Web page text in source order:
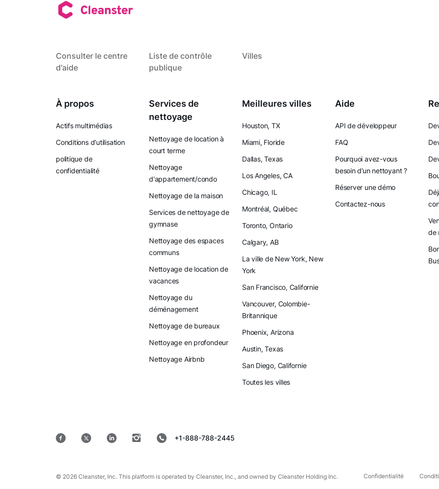
Consulter le centre
d'aide
Liste de contrôle
publique
Villes
À propos
Actifs multimédias
Conditions d'utilisation
politique de
confidentialité
Services de
nettoyage
Nettoyage de location à
court terme
Nettoyage
d'appartement/condo
Nettoyage de la maison
Services de nettoyage de
gymnase
Nettoyage des espaces
communs
Nettoyage de location de
vacances
Nettoyage du
déménagement
Nettoyage de bureaux
Nettoyage en profondeur
Nettoyage Airbnb
Meilleures villes
Houston, TX
Miami, Floride
Dallas, Texas
Los Angeles, CA
Chicago, IL
Montréal, Québec
Toronto, Ontario
Calgary, AB
La ville de New York, New
York
San Francisco, Californie
Vancouver, Colombie-
Britannique
Phoenix, Arizona
Austin, Texas
San Diego, Californie
Toutes les villes
Aide
API de développeur
FAQ
Pourquoi avez-vous
besoin d’un nettoyant ?
Réserver une démo
Contactez-nous
de
+1-888-788-2445
© 2026 Cleanster, Inc. This platform is operated by Cleanster, Inc., and owned by Cleanster Holding Inc. Confidentialité